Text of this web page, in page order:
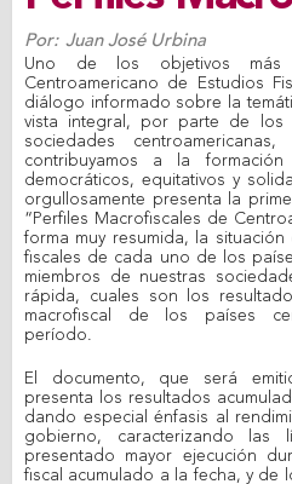
Por: Juan José Urbina
Uno de los objetivos más
Centroamericano de Estudios
diálogo informado sobre la
vista integral, por parte de los
sociedades
contribuyamos a la
democráticos, equitativos y
orgullosamente presenta la
“Perfiles Macrofiscales de
forma muy resumida, la
fiscales de cada uno de los
miembros de nuestras
rápida, cuales son los
macrofiscal de los países
período.
El documento, que será
presenta los resultados
dando especial énfasis al
gobierno, caracterizando
presentado mayor ejecución
fiscal acumulado a la fecha, y de